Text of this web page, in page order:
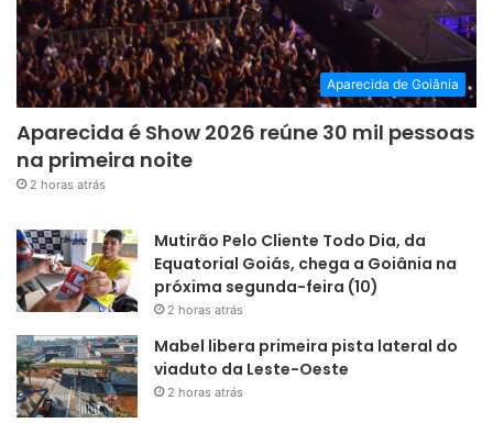
Aparecida de Goiânia
Aparecida é Show 2026 reúne 30 mil pessoas
na primeira noite
2 horas atrás
Mutirão Pelo Cliente Todo Dia, da
Equatorial Goiás, chega a Goiânia na
próxima segunda-feira (10)
2 horas atrás
Mabel libera primeira pista lateral do
viaduto da Leste-Oeste
2 horas atrás